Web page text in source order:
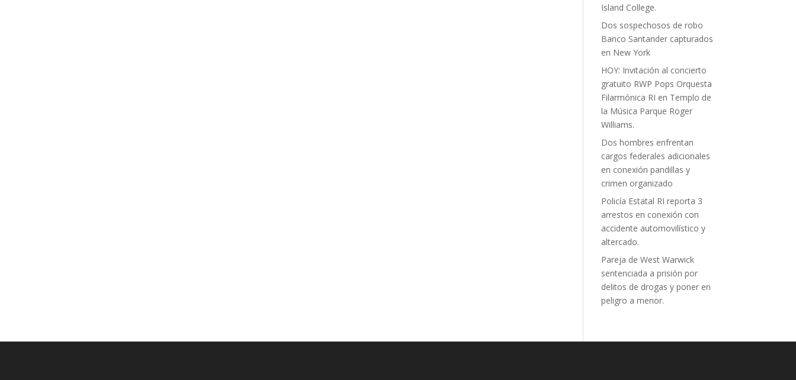
Island College.
Dos sospechosos de robo
Banco Santander capturados
en New York
HOY: Invitación al concierto
gratuito RWP Pops Orquesta
Filarmónica RI en Templo de
la Música Parque Roger
Williams.
Dos hombres enfrentan
cargos federales adicionales
en conexión pandillas y
crimen organizado
Policía Estatal RI reporta 3
arrestos en conexión con
accidente automovilístico y
altercado.
Pareja de West Warwick
sentenciada a prisión por
delitos de drogas y poner en
peligro a menor.